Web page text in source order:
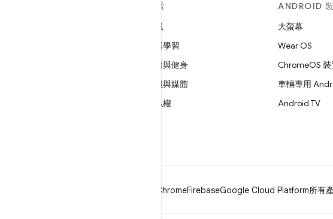
探索
遊戲
機器學習
健康與健身
相機與媒體
隱私權
ANDROID
大螢幕
Wear OS
ChromeOS 裝
車輛專用
Android TV
ChromeFirebaseGoogle Cloud Platform所有